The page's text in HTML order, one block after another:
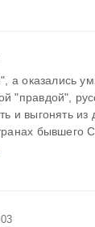
а оказались
"правдой",
и выгонять
бывшего